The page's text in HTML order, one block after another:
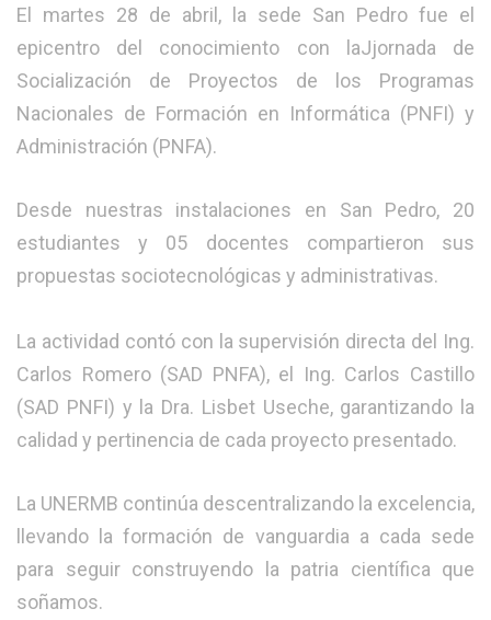
​El martes 28 de abril, la sede San Pedro fue el
epicentro del conocimiento con laJjornada de
Socialización de Proyectos de los Programas
Nacionales de Formación en Informática (PNFI) y
Administración (PNFA).
Desde nuestras instalaciones en San Pedro, 20
estudiantes y 05 docentes compartieron sus
propuestas sociotecnológicas y administrativas.
La actividad contó con la supervisión directa del Ing.
Carlos Romero (SAD PNFA), el Ing. Carlos Castillo
(SAD PNFI) y la Dra. Lisbet Useche, garantizando la
calidad y pertinencia de cada proyecto presentado.
​La UNERMB continúa descentralizando la excelencia,
llevando la formación de vanguardia a cada sede
para seguir construyendo la patria científica que
soñamos.